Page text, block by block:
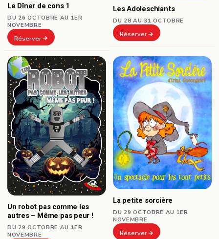
Le Dîner de cons 1
DU 26 OCTOBRE AU 1ER
NOVEMBRE
Réserver
Les Adoleschiants
DU 28 AU 31 OCTOBRE
Réserver
Un robot pas comme les
autres – Même pas peur !
DU 29 OCTOBRE AU 1ER
NOVEMBRE
La petite sorcière
DU 29 OCTOBRE AU 1ER
NOVEMBRE
Réserver